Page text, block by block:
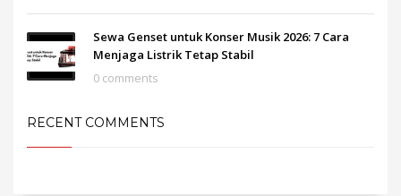
Sewa Genset untuk Konser Musik 2026: 7 Cara
Menjaga Listrik Tetap Stabil
0 comments
RECENT COMMENTS